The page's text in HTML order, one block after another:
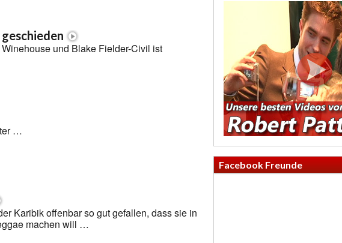
und Blake Fielder-Civil ist
…
Karibik offenbar so gut gefallen, dass sie in
machen will …
Facebook Freunde